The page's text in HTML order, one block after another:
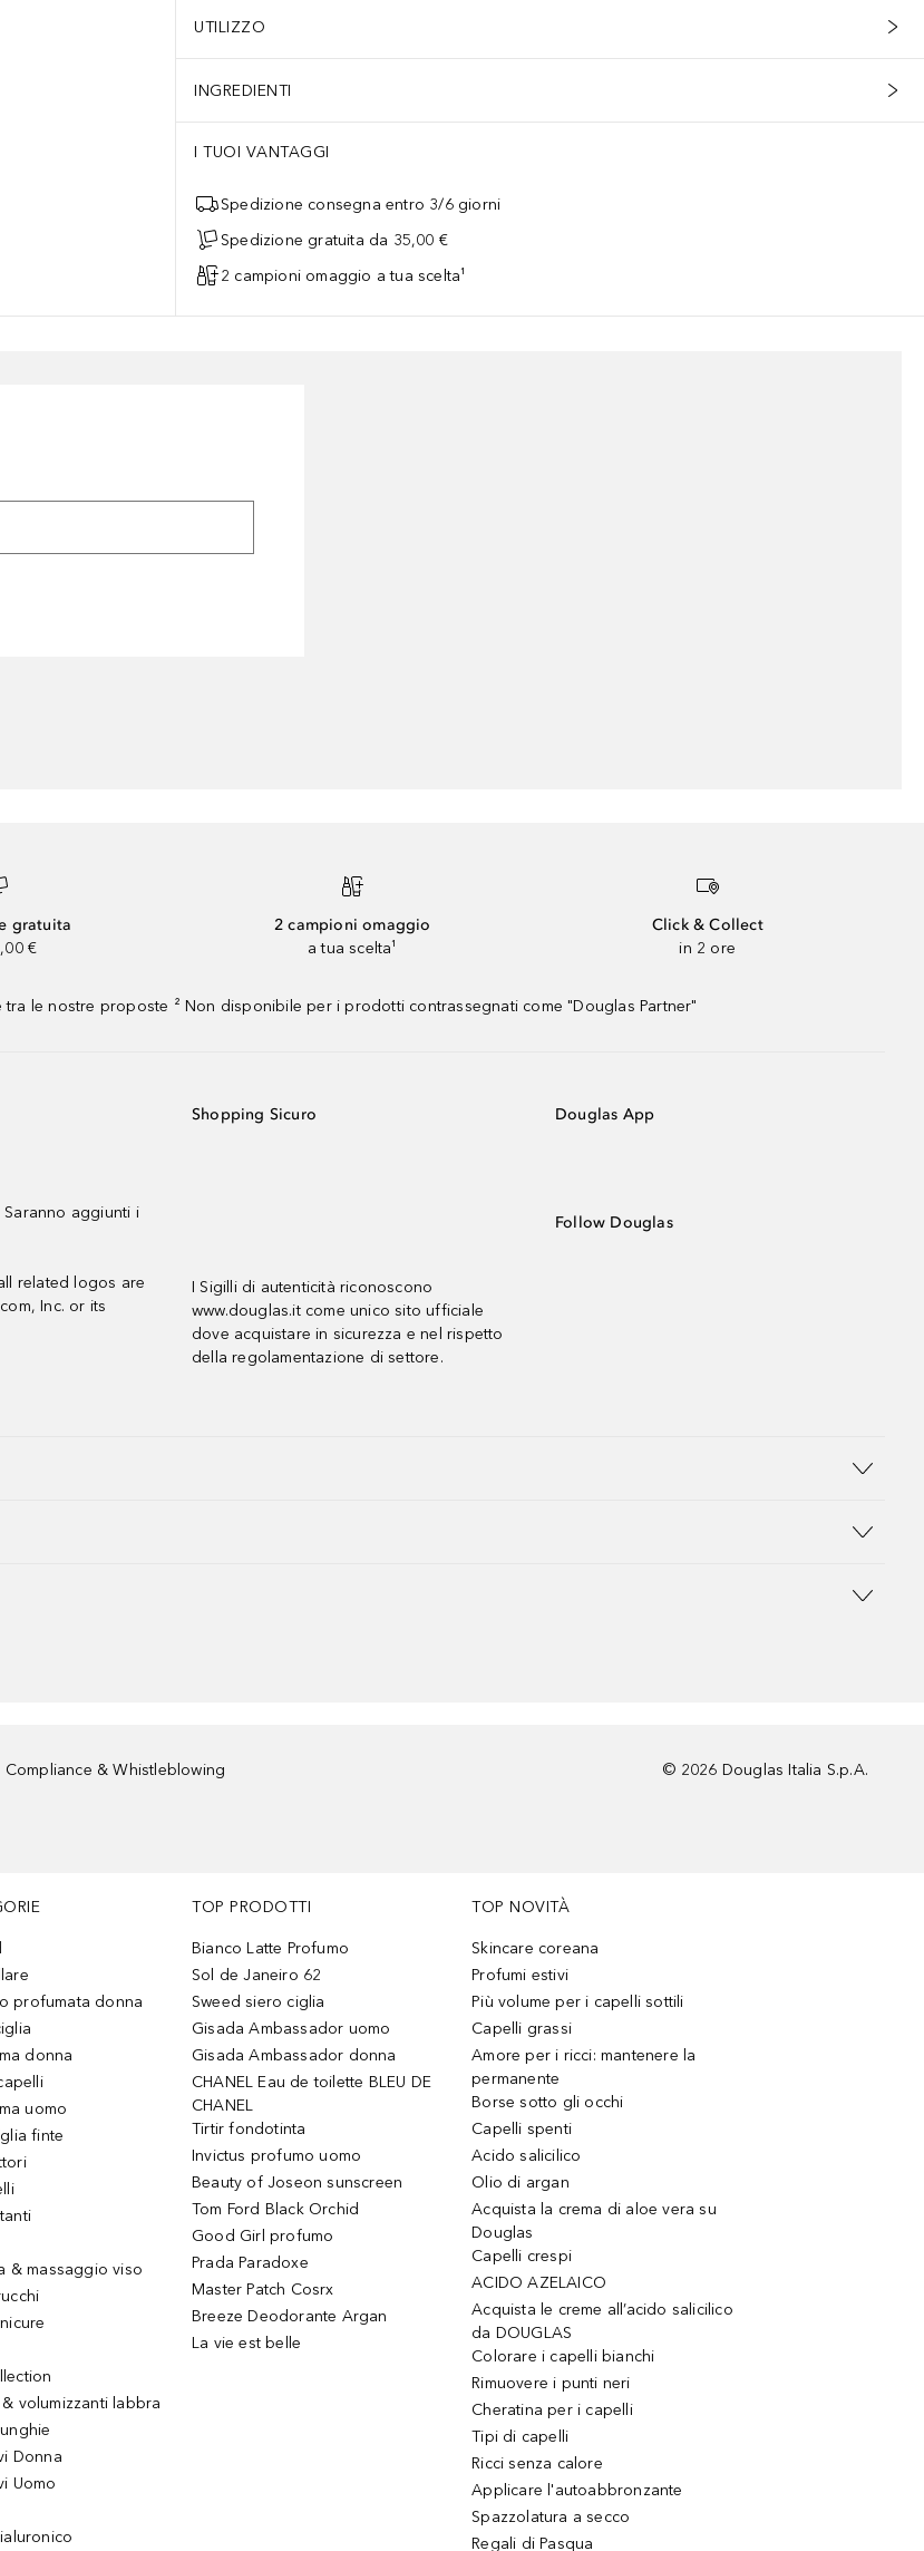
UTILIZZO
INGREDIENTI
I TUOI VANTAGGI
Spedizione consegna entro 3/6 giorni
Spedizione gratuita da 35,00 €
2 campioni omaggio a tua scelta¹
gratuita
€
2 campioni omaggio
a tua scelta¹
Click & Collect
in 2 ore
le nostre proposte ² Non disponibile per i prodotti contrassegnati come "Douglas Partner"
Saranno aggiunti i
related logos are
Inc. or its
Shopping Sicuro
I Sigilli di autenticità riconoscono
www.douglas.it come unico sito ufficiale
dove acquistare in sicurezza e nel rispetto
della regolamentazione di settore.
Douglas App
Follow Douglas
Compliance & Whistleblowing
© 2026 Douglas Italia S.p.A.
profumata donna
donna
uomo
finte
& massaggio viso
volumizzanti labbra
Donna
Uomo
TOP PRODOTTI
Bianco Latte Profumo
Sol de Janeiro 62
Sweed siero ciglia
Gisada Ambassador uomo
Gisada Ambassador donna
CHANEL Eau de toilette BLEU DE
CHANEL
Tirtir fondotinta
Invictus profumo uomo
Beauty of Joseon sunscreen
Tom Ford Black Orchid
Good Girl profumo
Prada Paradoxe
Master Patch Cosrx
Breeze Deodorante Argan
La vie est belle
TOP NOVITÀ
Skincare coreana
Profumi estivi
Più volume per i capelli sottili
Capelli grassi
Amore per i ricci: mantenere la
permanente
Borse sotto gli occhi
Capelli spenti
Acido salicilico
Olio di argan
Acquista la crema di aloe vera su
Douglas
Capelli crespi
ACIDO AZELAICO
Acquista le creme all’acido salicilico
da DOUGLAS
Colorare i capelli bianchi
Rimuovere i punti neri
Cheratina per i capelli
Tipi di capelli
Ricci senza calore
Applicare l'autoabbronzante
Spazzolatura a secco
Regali di Pasqua